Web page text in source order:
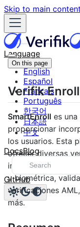
Skip to main content
Language
English
Español
Français
Português
한국어
日本語
中文
DocsBlog
GitHub
On this page
Verifik
SmartEnroll es
proporcionar
los usuarios. Esta
ofrecer diversas
incluyendo
y biométrica,
verificaciones
más.